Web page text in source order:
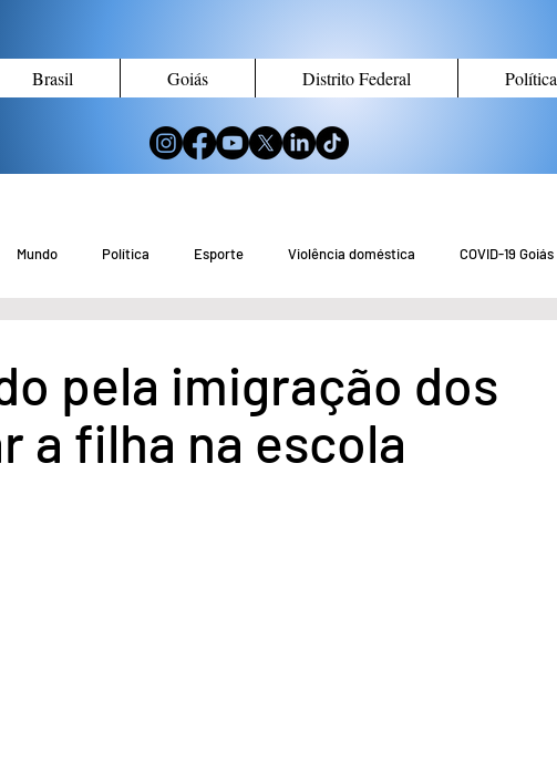
Brasil Goiás Distrito Federal Política
Mundo Política Esporte Violência doméstica COVID-19 Goiás
Meio Ambiente Economia
pela imigração dos
a filha na escola